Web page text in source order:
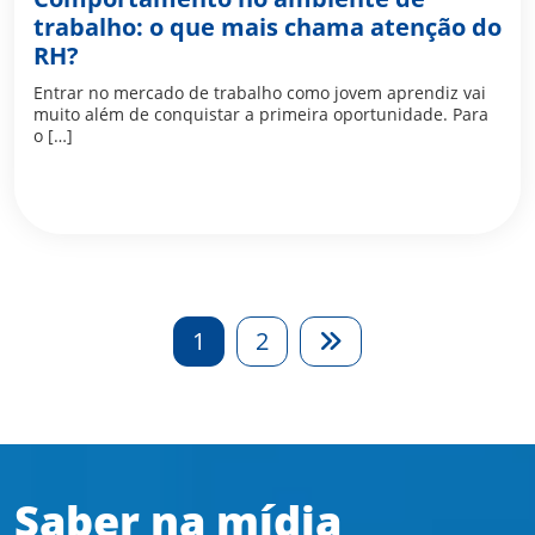
trabalho: o que mais chama atenção do
RH?
Entrar no mercado de trabalho como jovem aprendiz vai
muito além de conquistar a primeira oportunidade. Para
o […]
1 2
Saber na mídia